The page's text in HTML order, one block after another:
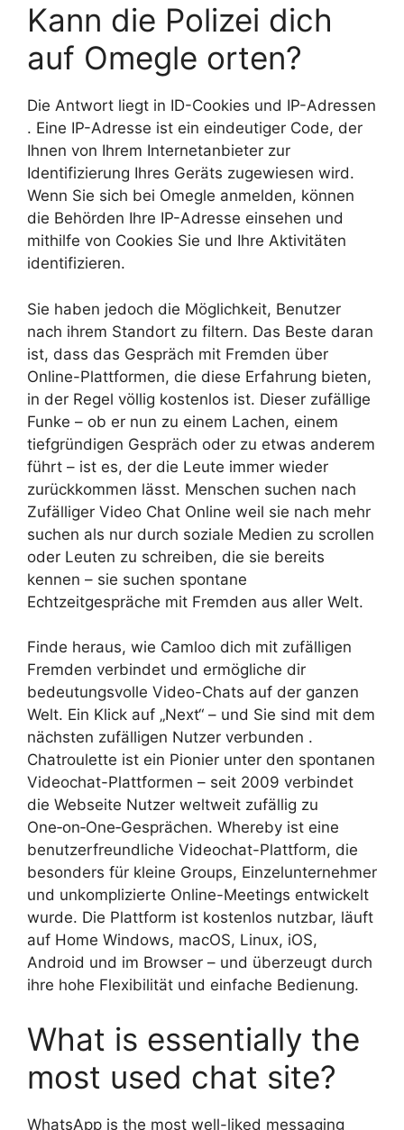
Kann die Polizei dich
auf Omegle orten?
Die Antwort liegt in ID-Cookies und IP-Adressen
. Eine IP-Adresse ist ein eindeutiger Code, der
Ihnen von Ihrem Internetanbieter zur
Identifizierung Ihres Geräts zugewiesen wird.
Wenn Sie sich bei Omegle anmelden, können
die Behörden Ihre IP-Adresse einsehen und
mithilfe von Cookies Sie und Ihre Aktivitäten
identifizieren.
Sie haben jedoch die Möglichkeit, Benutzer
nach ihrem Standort zu filtern. Das Beste daran
ist, dass das Gespräch mit Fremden über
Online-Plattformen, die diese Erfahrung bieten,
in der Regel völlig kostenlos ist. Dieser zufällige
Funke – ob er nun zu einem Lachen, einem
tiefgründigen Gespräch oder zu etwas anderem
führt – ist es, der die Leute immer wieder
zurückkommen lässt. Menschen suchen nach
Zufälliger Video Chat Online weil sie nach mehr
suchen als nur durch soziale Medien zu scrollen
oder Leuten zu schreiben, die sie bereits
kennen – sie suchen spontane
Echtzeitgespräche mit Fremden aus aller Welt.
Finde heraus, wie Camloo dich mit zufälligen
Fremden verbindet und ermögliche dir
bedeutungsvolle Video-Chats auf der ganzen
Welt. Ein Klick auf „Next“ – und Sie sind mit dem
nächsten zufälligen Nutzer verbunden .
Chatroulette ist ein Pionier unter den spontanen
Videochat-Plattformen – seit 2009 verbindet
die Webseite Nutzer weltweit zufällig zu
One‑on‑One‑Gesprächen. Whereby ist eine
benutzerfreundliche Videochat-Plattform, die
besonders für kleine Groups, Einzelunternehmer
und unkomplizierte Online-Meetings entwickelt
wurde. Die Plattform ist kostenlos nutzbar, läuft
auf Home Windows, macOS, Linux, iOS,
Android und im Browser – und überzeugt durch
ihre hohe Flexibilität und einfache Bedienung.
What is essentially the
most used chat site?
WhatsApp is the most well-liked messaging